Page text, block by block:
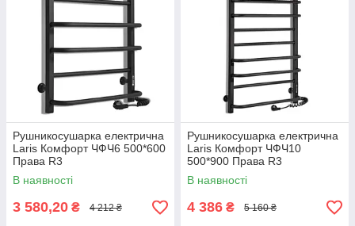
Рушникосушарка електрична
Laris Комфорт ЧФЧ6 500*600
Права R3
В наявності
3 580,20 ₴ 4 212 ₴
Рушникосушарка електрична
Laris Комфорт ЧФЧ10
500*900 Права R3
В наявності
4 386 ₴ 5 160 ₴